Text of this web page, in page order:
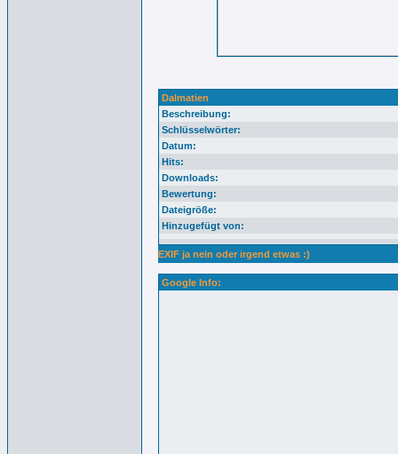
Dalmatien
Beschreibung:
Schlüsselwörter:
Datum:
Hits:
Downloads:
Bewertung:
Dateigröße:
Hinzugefügt von:
EXIF ja nein oder irgend etwas :)
Google Info: